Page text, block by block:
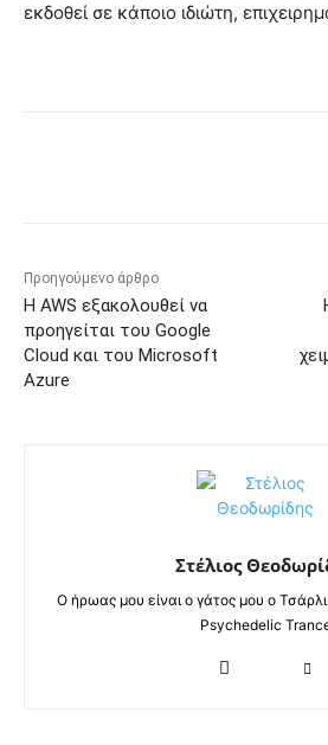
εκδοθεί σε κάποιο ιδιώτη,
Προηγούμενο άρθρο
Η AWS εξακολουθεί να
προηγείται του Google
Cloud και του Microsoft
Azure
Στέλιος
Ο ήρωας μου είναι ο γάτος μου ο
Psychedelic